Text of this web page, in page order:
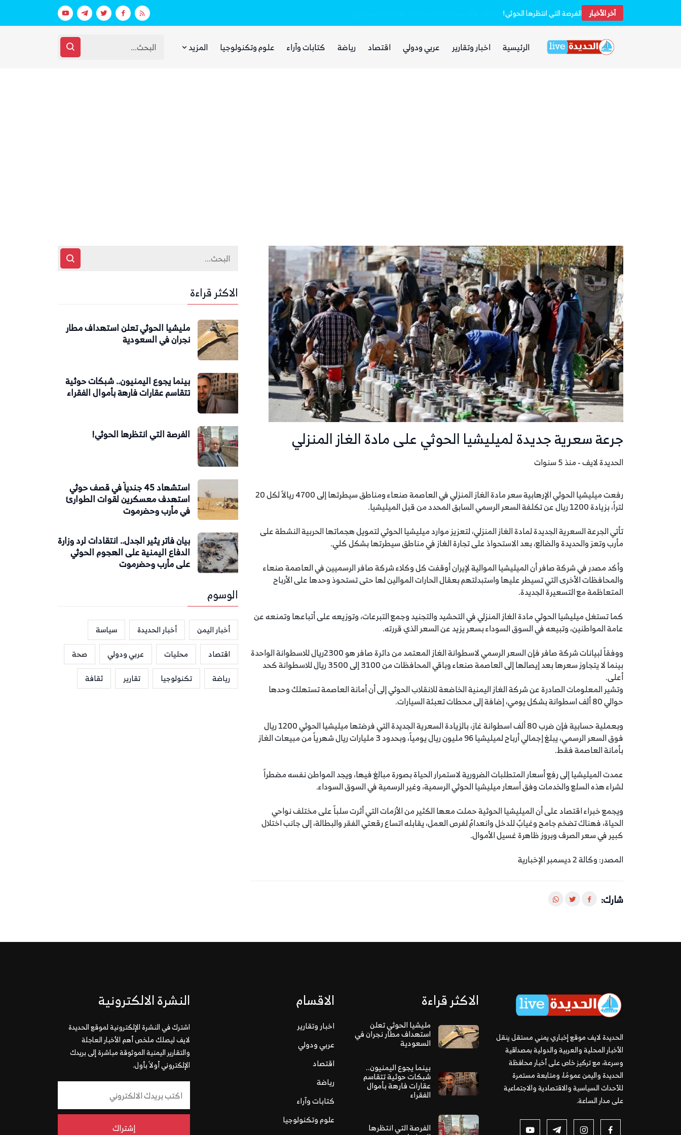
آخر الأخبار الفرصة التي انتظرها الحوثي! بينما يجوع اليمنيون.. شبكات حوثية تتقاسم عقارات فارهة بأموال الفقراء غضب يمني واسع من مجلس القيادة
الرئيسية اخبار وتقارير عربي ودولي اقتصاد رياضة كتابات وآراء علوم وتكنولوجيا المزيد
جرعة سعرية جديدة لميليشيا الحوثي على مادة الغاز المنزلي
الحديدة لايف - منذ 5 سنوات
رفعت ميليشيا الحوثي الإرهابية سعر مادة الغاز المنزلي في العاصمة صنعاء ومناطق سيطرتها إلى 4700 ريالاً لكل 20
لتراً، بزيادة 1200 ريال عن تكلفة السعر الرسمي السابق المحدد من قبل الميليشيا.
تأتي الجرعة السعرية الجديدة لمادة الغاز المنزلي، لتعزيز موارد ميليشيا الحوثي لتمويل هجماتها الحربية النشطة على
مأرب وتعز والحديدة والضالع، بعد الاستحواذ على تجارة الغاز في مناطق سيطرتها بشكل كلي.
وأكد مصدر في شركة صافر أن الميليشيا الموالية لإيران أوقفت كل وكلاء شركة صافر الرسميين في العاصمة صنعاء
والمحافظات الأخرى التي تسيطر عليها واستبدلتهم بعقال الحارات الموالين لها حتى تستحوذ وحدها على الأرباح
المتعاظمة مع التسعيرة الجديدة.
كما تستغل ميليشيا الحوثي مادة الغاز المنزلي في التحشيد والتجنيد وجمع التبرعات، وتوزيعه على أتباعها وتمنعه عن
عامة المواطنين، وتبيعه في السوق السوداء بسعر يزيد عن السعر الذي قررته.
ووفقاً لبيانات شركة صافر فإن السعر الرسمي لاسطوانة الغاز المعتمد من دائرة صافر هو 2300ريال للاسطوانة الواحدة
بينما لا يتجاوز سعرها بعد إيصالها إلى العاصمة صنعاء وباقي المحافظات من 3100 إلى 3500 ريال للاسطوانة كحد
أعلى.
وتشير المعلومات الصادرة عن شركة الغاز اليمنية الخاضعة للانقلاب الحوثي إلى أن أمانة العاصمة تستهلك وحدها
حوالي 80 ألف اسطوانة بشكل يومي، إضافة إلى محطات تعبئة السيارات.
وبعملية حسابية فإن ضرب 80 ألف اسطوانة غاز، بالزيادة السعرية الجديدة التي فرضتها ميليشيا الحوثي 1200 ريال
فوق السعر الرسمي، يبلغ إجمالي أرباح لميليشيا 96 مليون ريال يومياً، وبحدود 3 مليارات ريال شهرياً من مبيعات الغاز
بأمانة العاصمة فقط.
عمدت الميليشيا إلى رفع أسعار المتطلبات الضرورية لاستمرار الحياة بصورة مبالغ فيها، ويجد المواطن نفسه مضطراً
لشراء هذه السلع والخدمات وفق أسعار ميليشيا الحوثي الرسمية، وغير الرسمية في السوق السوداء.
ويجمع خبراء اقتصاد على أن الميليشيا الحوثية حملت معها الكثير من الأزمات التي أثرت سلباً على مختلف نواحي
الحياة، فهناك تضخم جامح وغيابٌ للدخل وانعدامٌ لفرص العمل، يقابله اتساع رقعتي الفقر والبطالة، إلى جانب اختلال
كبير في سعر الصرف وبروز ظاهرة غسيل الأموال.
المصدر: وكالة 2 ديسمبر الإخبارية
شارك:
الاكثر قراءة
مليشيا الحوثي تعلن استهداف مطار
نجران في السعودية
بينما يجوع اليمنيون.. شبكات حوثية
تتقاسم عقارات فارهة بأموال الفقراء
الفرصة التي انتظرها الحوثي!
استشهاد 45 جندياً في قصف حوثي
استهدف معسكرين لقوات الطوارئ
في مأرب وحضرموت
بيان فاتر يثير الجدل.. انتقادات لرد وزارة
الدفاع اليمنية على الهجوم الحوثي
على مأرب وحضرموت
الوسوم
أخبار اليمن أخبار الحديدة
سياسة
اقتصاد
محليات عربي ودولي
صحة
رياضة
تكنولوجيا تقارير ثقافة
الحديدة لايف موقع إخباري يمني مستقل ينقل
الأخبار المحلية والعربية والدولية بمصداقية
وسرعة، مع تركيز خاص على أخبار محافظة
الحديدة واليمن عمومًا، ومتابعة مستمرة
للأحداث السياسية والاقتصادية والاجتماعية
على مدار الساعة.
الاكثر قراءة
مليشيا الحوثي تعلن
استهداف مطار نجران في
السعودية
بينما يجوع اليمنيون..
شبكات حوثية تتقاسم
عقارات فارهة بأموال
الفقراء
الفرصة التي انتظرها
الاقسام
اخبار وتقارير
عربي ودولي
اقتصاد
رياضة
كتابات وآراء
علوم وتكنولوجيا
النشرة الالكترونية
اشترك في النشرة الإلكترونية لموقع الحديدة
لايف ليصلك ملخص أهم الأخبار العاجلة
والتقارير اليمنية الموثوقة مباشرة إلى بريدك
الإلكتروني أولاً بأول.
إشتراك